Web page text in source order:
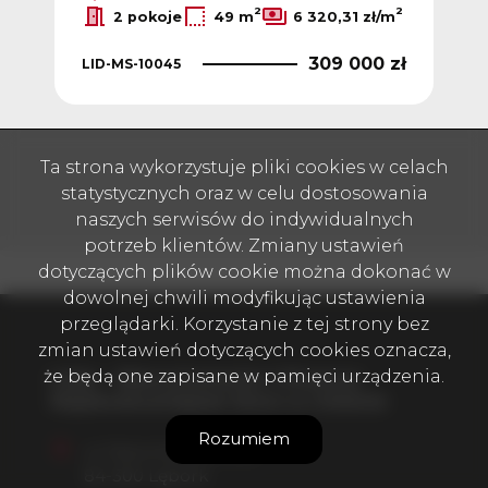
2 pokoje
49 m2 6 320,31 zł/m2
LID-MS-10045 309 000 zł
Lider - Nieruchomości i Finanse
ul. Staromiejska 40/2
Ta strona wykorzystuje pliki cookies w celach
statystycznych oraz w celu dostosowania
naszych serwisów do indywidualnych
potrzeb klientów. Zmiany ustawień
dotyczących plików cookie można dokonać w
dowolnej chwili modyfikując ustawienia
przeglądarki. Korzystanie z tej strony bez
zmian ustawień dotyczących cookies oznacza,
że będą one zapisane w pamięci urządzenia.
Rozumiem